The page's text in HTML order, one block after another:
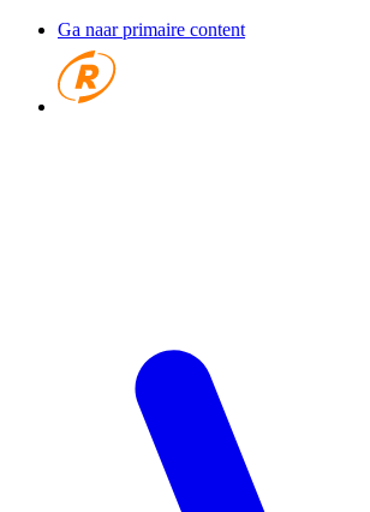
Ga naar primaire content